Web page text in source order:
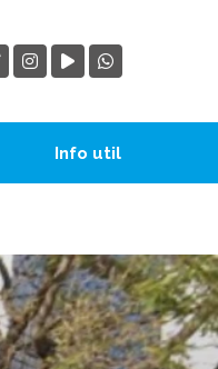
Info util